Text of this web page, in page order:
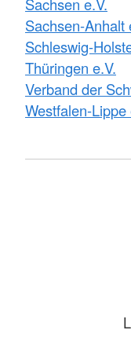
Sachsen-Anhalt
Schleswig-
Thüringen e.V.
Verband der
Westfalen-Lippe